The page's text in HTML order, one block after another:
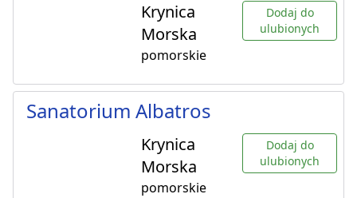
Krynica
Morska
pomorskie
Dodaj do
ulubionych
Sanatorium Albatros
Krynica
Morska
pomorskie
Dodaj do
ulubionych